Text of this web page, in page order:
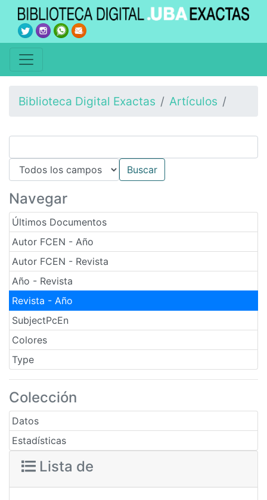
Biblioteca Digital Exactas Artículos
Navegar
Últimos Documentos
Autor FCEN - Año
Autor FCEN - Revista
Año - Revista
Revista - Año
SubjectPcEn
Colores
Type
Colección
Datos
Estadísticas
Lista de